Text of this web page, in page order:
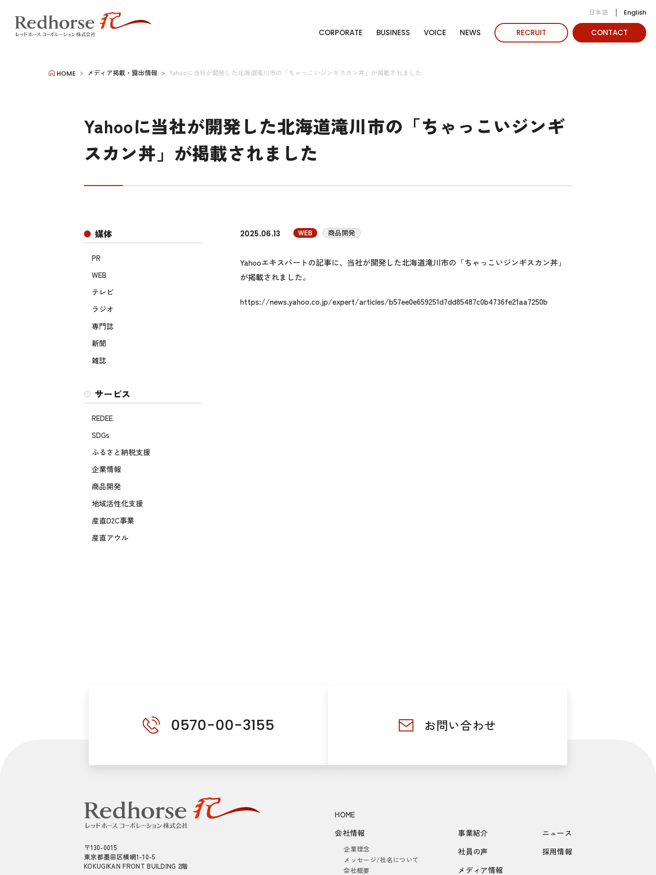
日本語 English
CORPORATE BUSINESS VOICE NEWS RECRUIT CONTACT
HOME メディア掲載・露出情報 Yahooに当社が開発した北海道滝川市の「ちゃっこいジンギスカン丼」が掲載されました
Yahooに当社が開発した北海道滝川市の「ちゃっこいジンギ
スカン丼」が掲載されました
媒体
PR
WEB
テレビ
ラジオ
専門誌
新聞
雑誌
サービス
REDEE
SDGs
ふるさと納税支援
企業情報
商品開発
地域活性化支援
産直D2C事業
産直アウル
2025.06.13 WEB 商品開発
Yahooエキスパートの記事に、当社が開発した北海道滝川市の「ちゃっこいジンギスカン丼」
が掲載されました。
https://news.yahoo.co.jp/expert/articles/b57ee0e659251d7dd85487c0b4736fe21aa7250b
0570-00-3155 お問い合わせ
〒130-0015
東京都墨田区横網1-10-5
KOKUGIKAN FRONT BUILDING 2階
HOME
会社情報
企業理念
メッセージ/社名について
会社概要
事業紹介
社員の声
メディア情報
ニュース
採用情報